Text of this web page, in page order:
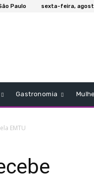
Paulo sexta-feira,
Gastronomia
EMTU